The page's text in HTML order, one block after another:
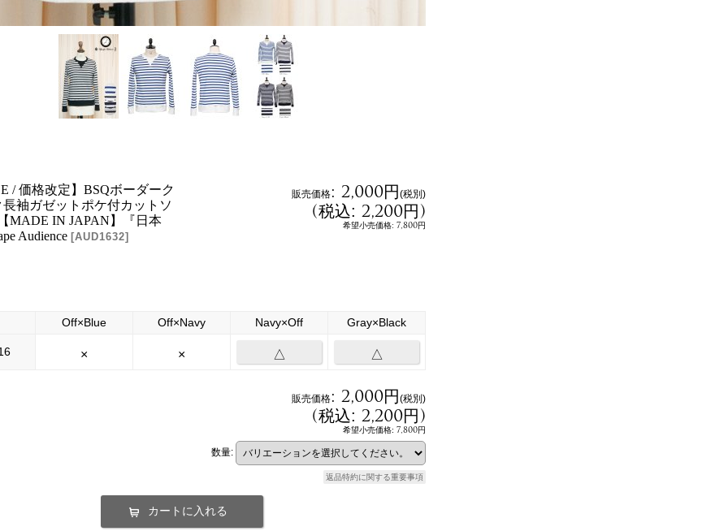
/ 価格改定】BSQボーダーク
袖ガゼットポケ付カットソ
MADE IN JAPAN】『日本
Audience [AUD1632]
販売価格: 2,000円(税別)
(税込: 2,200円)
希望小売価格: 7,800円
Off×Blue Off×Navy Navy×Off Gray×Black
× × △ △
販売価格: 2,000円(税別)
(税込: 2,200円)
希望小売価格: 7,800円
数量:
返品特約に関する重要事項